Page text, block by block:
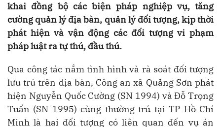
khai đồng bộ các biện pháp nghiệp vụ, tăng
cường quản lý địa bàn, quản lý đối tượng, kịp thời
phát hiện và vận động các đối tượng vi phạm
pháp luật ra tự thú, đầu thú.
Qua công tác nắm tình hình và rà soát đối tượng
lưu trú trên địa bàn, Công an xã Quảng Sơn phát
hiện Nguyễn Quốc Cường (SN 1994) và Đỗ Trọng
Tuấn (SN 1995) cùng thường trú tại TP Hồ Chí
Minh là hai đối tượng có liên quan đến vụ án